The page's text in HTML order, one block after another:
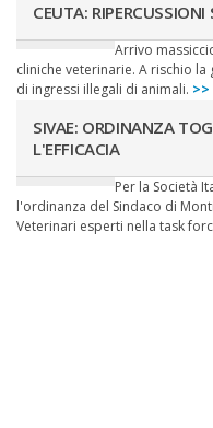
CEUTA:
Arrivo
cliniche veterinarie. A rischio
di ingressi illegali di animali. >>
SIVAE: ORDINANZA
L'EFFICACIA
Per la Società
l'ordinanza del Sindaco di
Veterinari esperti nella task